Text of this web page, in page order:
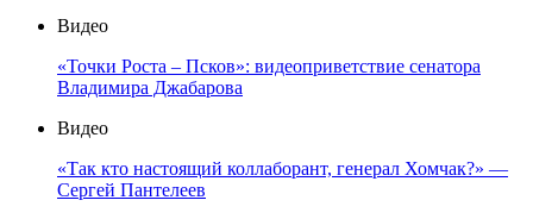
Видео
«Точки Роста – Псков»: видеоприветствие сенатора
Владимира Джабарова
Видео
«Так кто настоящий коллаборант, генерал Хомчак?» —
Сергей Пантелеев